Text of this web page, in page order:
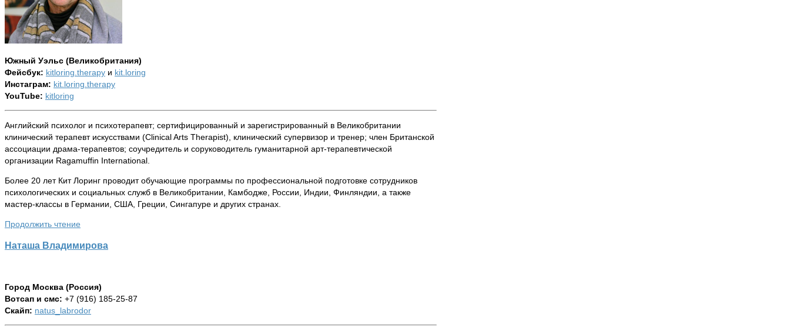
Южный Уэльс (Великобритания)
Фейсбук: kitloring.therapy и kit.loring
Инстаграм: kit.loring.therapy
YouTube: kitloring
Английский психолог и психотерапевт; сертифицированный и зарегистрированный в Великобритании
клинический терапевт искусствами (Clinical Arts Therapist), клинический супервизор и тренер; член Британской
ассоциации драма-терапевтов; соучредитель и соруководитель гуманитарной арт-терапевтической
организации Ragamuffin International.
Более 20 лет Кит Лоринг проводит обучающие программы по профессиональной подготовке сотрудников
психологических и социальных служб в Великобритании, Камбодже, России, Индии, Финляндии, а также
мастер-классы в Германии, США, Греции, Сингапуре и других странах.
Продолжить чтение
Наташа Владимирова
Город Москва (Россия)
Вотсап и смс: +7 (916) 185-25-87
Скайп: natus_labrodor